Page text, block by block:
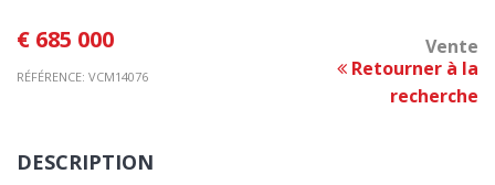
€ 685 000 Vente
RÉFÉRENCE: VCM14076
Retourner à la
recherche
DESCRIPTION